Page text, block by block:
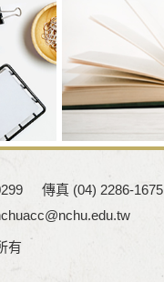
傳真 (04) 2286-1675
有